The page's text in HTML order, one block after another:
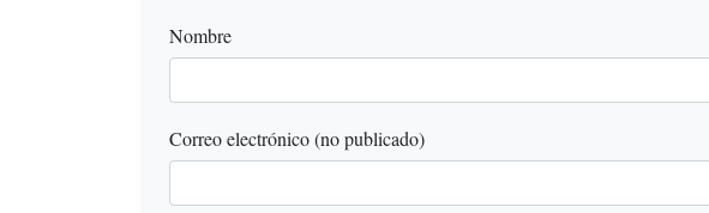
Nombre
Correo electrónico (no publicado)